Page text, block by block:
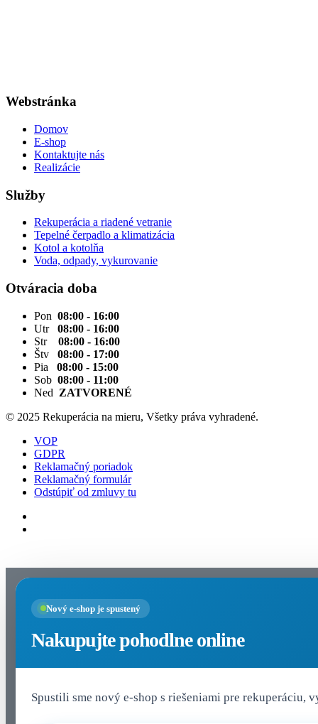
Webstránka
Domov
E-shop
Kontaktujte nás
Realizácie
Služby
Rekuperácia a riadené vetranie
Tepelné čerpadlo a klimatizácia
Kotol a kotolňa
Voda, odpady, vykurovanie
Otváracia doba
Pon 08:00 - 16:00
Utr 08:00 - 16:00
Str 08:00 - 16:00
Štv 08:00 - 17:00
Pia 08:00 - 15:00
Sob 08:00 - 11:00
Ned ZATVORENÉ
© 2025 Rekuperácia na mieru, Všetky práva vyhradené.
VOP
GDPR
Reklamačný poriadok
Reklamačný formulár
Odstúpiť od zmluvy tu
Nový e-shop je spustený
Nakupujte pohodlne online
Spustili sme nový e-shop s riešeniami pre rekuperáciu,